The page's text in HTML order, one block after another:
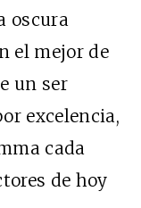
oscura
el mejor de
un ser
excelencia,
cada
de hoy